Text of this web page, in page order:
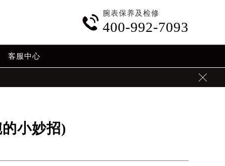

腕表保养及检修
400-992-7093
客服中心

小妙招)